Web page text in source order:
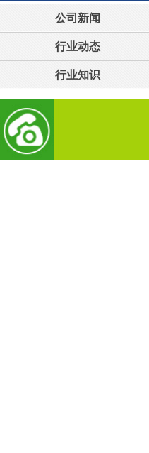
公司新闻
行业动态
行业知识